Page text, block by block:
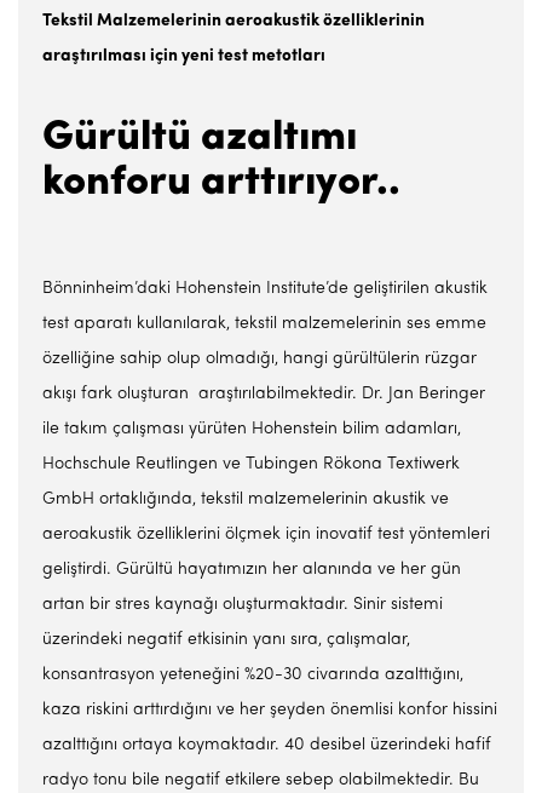
Tekstil Malzemelerinin aeroakustik özelliklerinin
araştırılması için yeni test metotları
Gürültü azaltımı
konforu arttırıyor..
Bönninheim’daki Hohenstein Institute’de geliştirilen akustik
test aparatı kullanılarak, tekstil malzemelerinin ses emme
özelliğine sahip olup olmadığı, hangi gürültülerin rüzgar
akışı fark oluşturan araştırılabilmektedir. Dr. Jan Beringer
ile takım çalışması yürüten Hohenstein bilim adamları,
Hochschule Reutlingen ve Tubingen Rökona Textiwerk
GmbH ortaklığında, tekstil malzemelerinin akustik ve
aeroakustik özelliklerini ölçmek için inovatif test yöntemleri
geliştirdi. Gürültü hayatımızın her alanında ve her gün
artan bir stres kaynağı oluşturmaktadır. Sinir sistemi
üzerindeki negatif etkisinin yanı sıra, çalışmalar,
konsantrasyon yeteneğini %20-30 civarında azalttığını,
kaza riskini arttırdığını ve her şeyden önemlisi konfor hissini
azalttığını ortaya koymaktadır. 40 desibel üzerindeki hafif
radyo tonu bile negatif etkilere sebep olabilmektedir. Bu